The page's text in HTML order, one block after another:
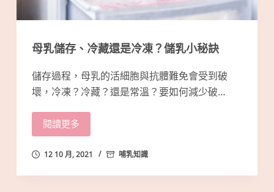
母乳儲存、冷藏還是冷凍？儲乳小秘訣
儲存過程，母乳的活細胞與抗體難免會受到破
壞，冷凍？冷藏？還是常溫？要如何減少破…
閱讀更多
12 10 月, 2021 哺乳知識